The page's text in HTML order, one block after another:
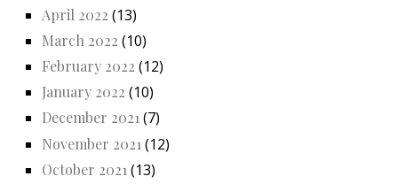
April 2022 (13)
March 2022 (10)
February 2022 (12)
January 2022 (10)
December 2021(7)
November 2021 (12)
October 2021 (13)